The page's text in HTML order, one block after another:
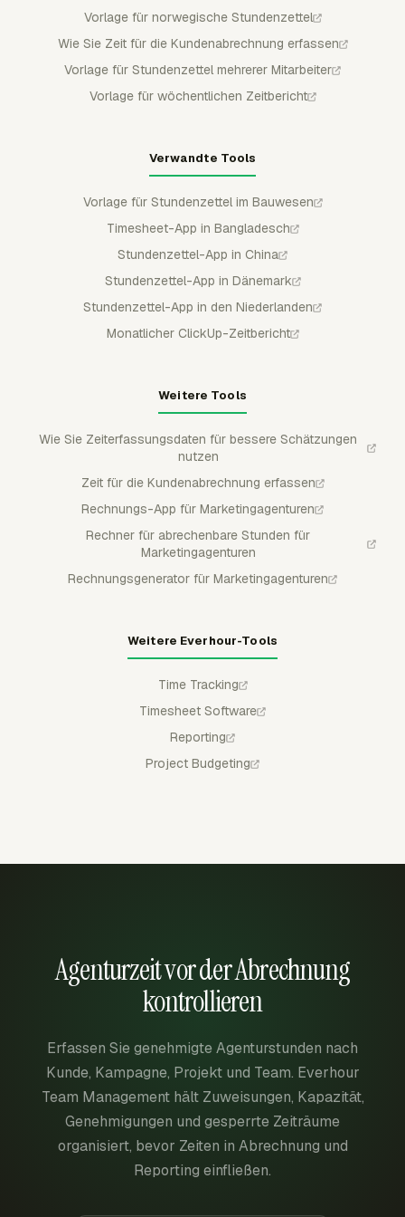
Vorlage für norwegische Stundenzettel
Wie Sie Zeit für die Kundenabrechnung erfassen
Vorlage für Stundenzettel mehrerer Mitarbeiter
Vorlage für wöchentlichen Zeitbericht
Verwandte Tools
Vorlage für Stundenzettel im Bauwesen
Timesheet-App in Bangladesch
Stundenzettel-App in China
Stundenzettel-App in Dänemark
Stundenzettel-App in den Niederlanden
Monatlicher ClickUp-Zeitbericht
Weitere Tools
Wie Sie Zeiterfassungsdaten für bessere Schätzungen
nutzen
Zeit für die Kundenabrechnung erfassen
Rechnungs-App für Marketingagenturen
Rechner für abrechenbare Stunden für
Marketingagenturen
Rechnungsgenerator für Marketingagenturen
Weitere Everhour-Tools
Time Tracking
Timesheet Software
Reporting
Project Budgeting
Agenturzeit vor der Abrechnung
kontrollieren
Erfassen Sie genehmigte Agenturstunden nach
Kunde, Kampagne, Projekt und Team. Everhour
Team Management hält Zuweisungen, Kapazität,
Genehmigungen und gesperrte Zeiträume
organisiert, bevor Zeiten in Abrechnung und
Reporting einfließen.